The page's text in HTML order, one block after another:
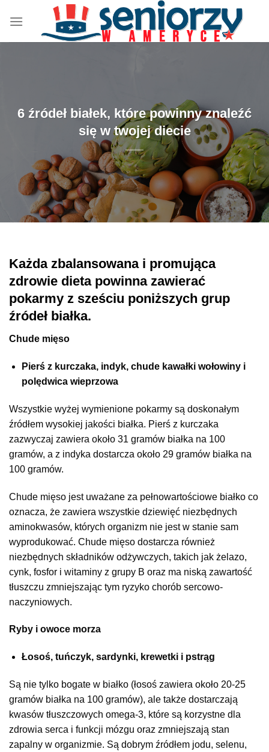
zawartości
6 źródeł białek, które powinny znaleźć
się w twojej diecie
Każda zbalansowana i promująca
zdrowie dieta powinna zawierać
pokarmy z sześciu poniższych grup
źródeł białka.
Chude mięso
Pierś z kurczaka, indyk, chude kawałki wołowiny i
polędwica wieprzowa
Wszystkie wyżej wymienione pokarmy są doskonałym
źródłem wysokiej jakości białka. Pierś z kurczaka
zazwyczaj zawiera około 31 gramów białka na 100
gramów, a z indyka dostarcza około 29 gramów białka na
100 gramów.
Chude mięso jest uważane za pełnowartościowe białko co
oznacza, że zawiera wszystkie dziewięć niezbędnych
aminokwasów, których organizm nie jest w stanie sam
wyprodukować. Chude mięso dostarcza również
niezbędnych składników odżywczych, takich jak żelazo,
cynk, fosfor i witaminy z grupy B oraz ma niską zawartość
tłuszczu zmniejszając tym ryzyko chorób sercowo-
naczyniowych.
Ryby i owoce morza
Łosoś, tuńczyk, sardynki, krewetki i pstrąg
Są nie tylko bogate w białko (łosoś zawiera około 20-25
gramów białka na 100 gramów), ale także dostarczają
kwasów tłuszczowych omega-3, które są korzystne dla
zdrowia serca i funkcji mózgu oraz zmniejszają stan
zapalny w organizmie. Są dobrym źródłem jodu, selenu,